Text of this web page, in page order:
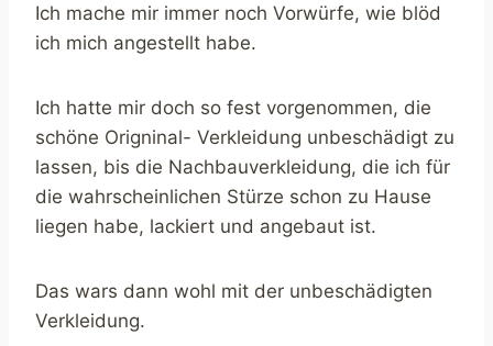
Ich mache mir immer noch Vorwürfe, wie blöd
ich mich angestellt habe.
Ich hatte mir doch so fest vorgenommen, die
schöne Origninal- Verkleidung unbeschädigt zu
lassen, bis die Nachbauverkleidung, die ich für
die wahrscheinlichen Stürze schon zu Hause
liegen habe, lackiert und angebaut ist.
Das wars dann wohl mit der unbeschädigten
Verkleidung.